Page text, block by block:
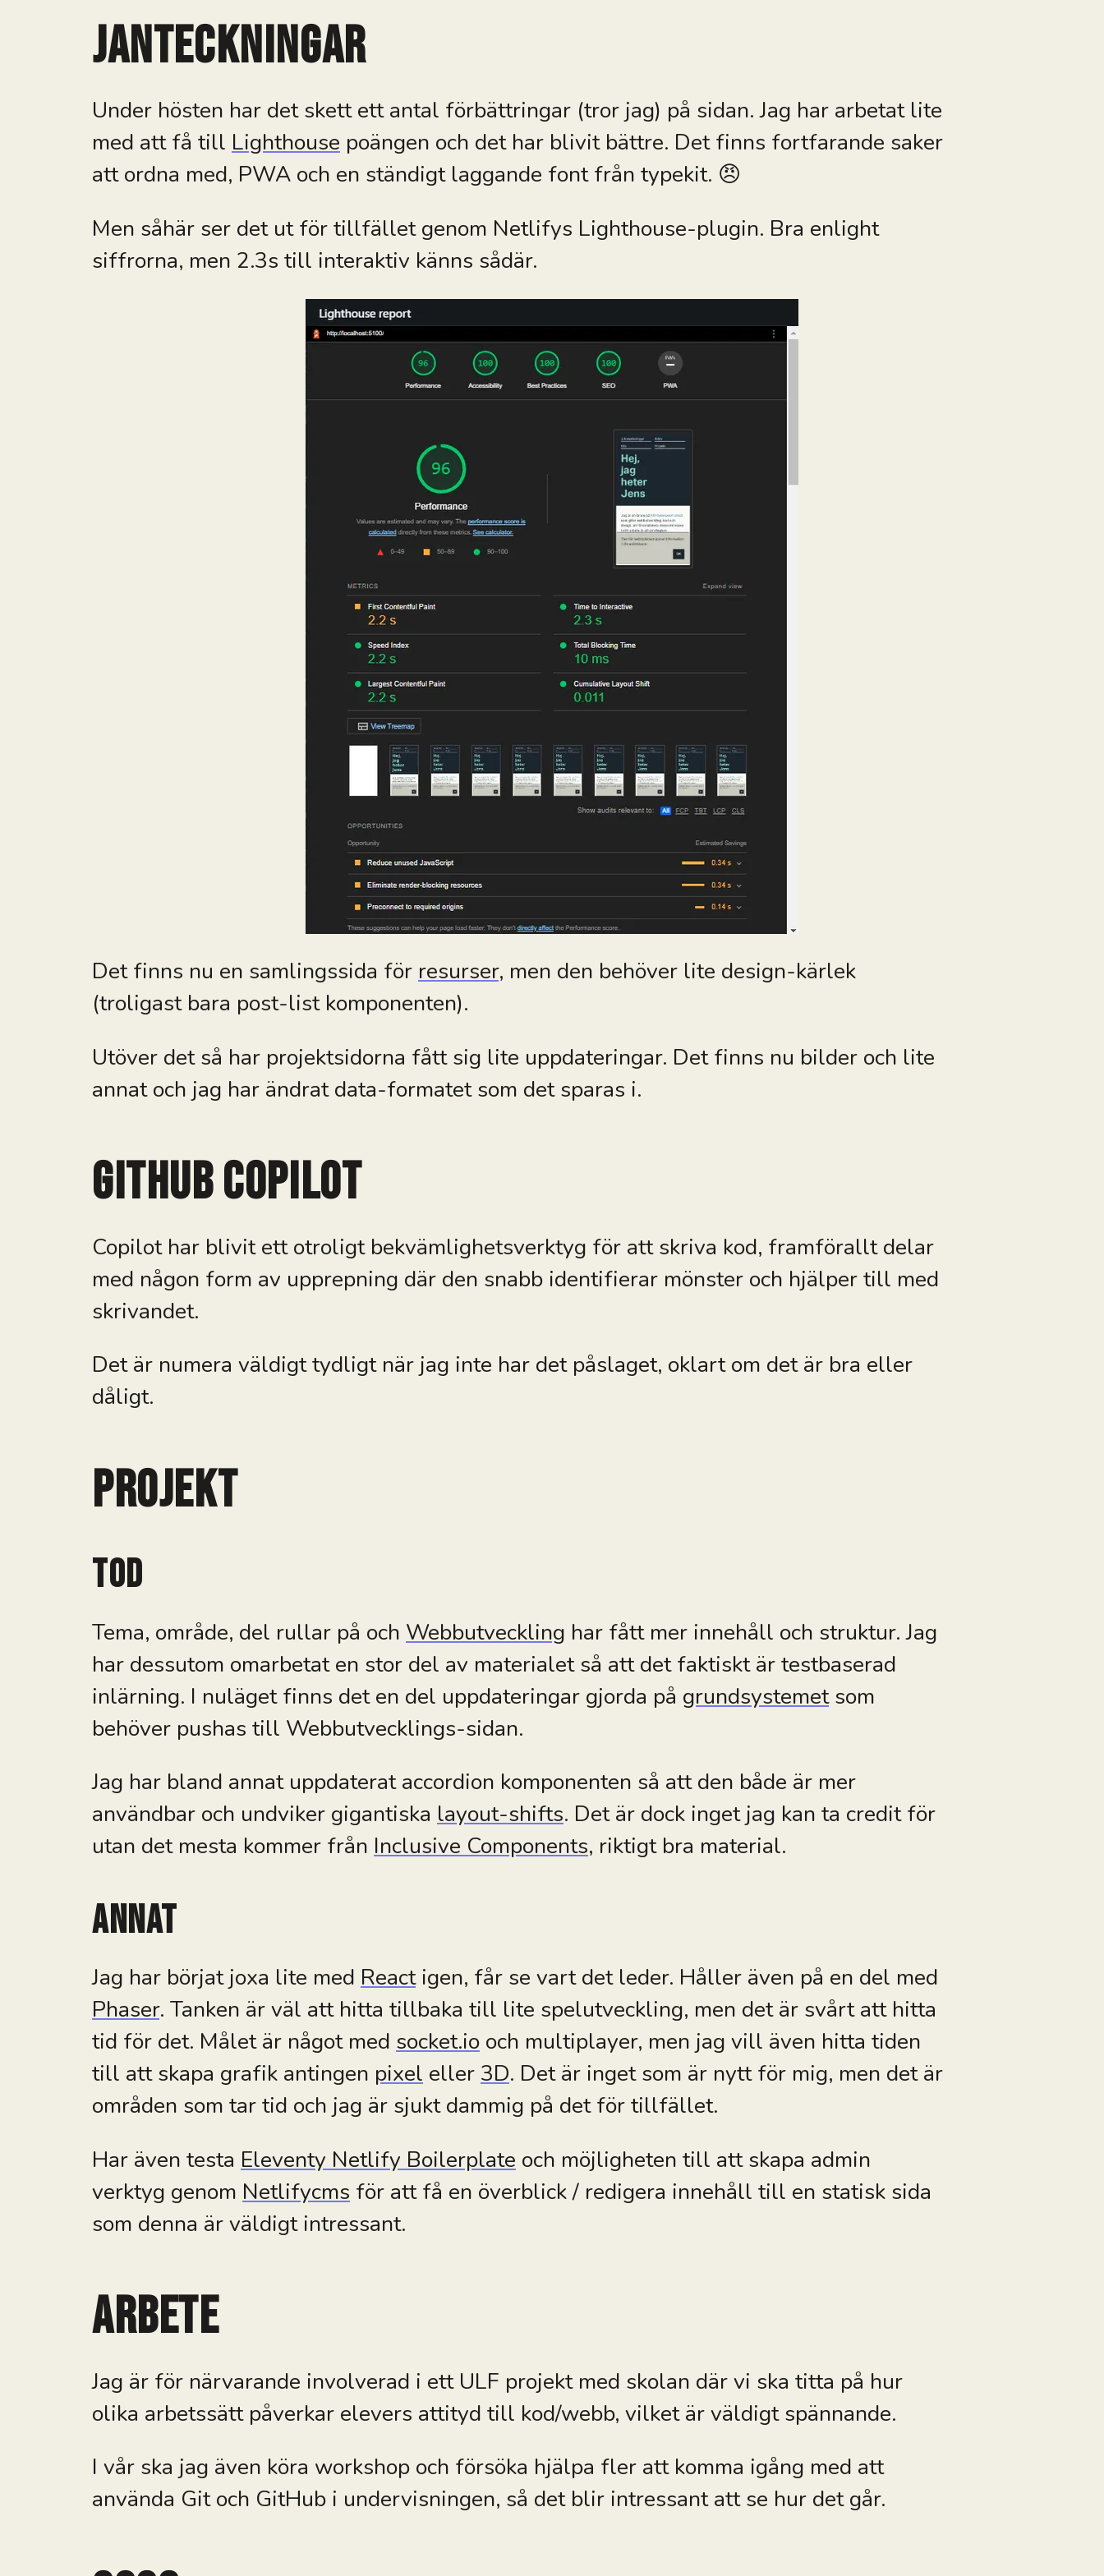
JAnteckningar
Under hösten har det skett ett antal förbättringar (tror jag) på sidan. Jag har arbetat lite
med att få till Lighthouse poängen och det har blivit bättre. Det finns fortfarande saker
att ordna med, PWA och en ständigt laggande font från typekit. 😠
Men såhär ser det ut för tillfället genom Netlifys Lighthouse-plugin. Bra enlight
siffrorna, men 2.3s till interaktiv känns sådär.
Det finns nu en samlingssida för resurser, men den behöver lite design-kärlek
(troligast bara post-list komponenten).
Utöver det så har projektsidorna fått sig lite uppdateringar. Det finns nu bilder och lite
annat och jag har ändrat data-formatet som det sparas i.
GitHub CoPilot
Copilot har blivit ett otroligt bekvämlighetsverktyg för att skriva kod, framförallt delar
med någon form av upprepning där den snabb identifierar mönster och hjälper till med
skrivandet.
Det är numera väldigt tydligt när jag inte har det påslaget, oklart om det är bra eller
dåligt.
Projekt
TOD
Tema, område, del rullar på och Webbutveckling har fått mer innehåll och struktur. Jag
har dessutom omarbetat en stor del av materialet så att det faktiskt är testbaserad
inlärning. I nuläget finns det en del uppdateringar gjorda på grundsystemetsom
behöver pushas till Webbutvecklings-sidan.
Jag har bland annat uppdaterat accordion komponenten så att den både är mer
användbar och undviker gigantiska layout-shifts. Det är dock inget jag kan ta credit för
utan det mesta kommer från Inclusive Components, riktigt bra material.
Annat
Jag har börjat joxa lite med Reactigen, får se vart det leder. Håller även på en del med
Phaser. Tanken är väl att hitta tillbaka till lite spelutveckling, men det är svårt att hitta
tid för det. Målet är något med socket.io och multiplayer, men jag vill även hitta tiden
till att skapa grafik antingen pixel eller 3D. Det är inget som är nytt för mig, men det är
områden som tar tid och jag är sjukt dammig på det för tillfället.
Har även testa Eleventy Netlify Boilerplate och möjligheten till att skapa admin
verktyg genom Netlifycms för att få en överblick / redigera innehåll till en statisk sida
som denna är väldigt intressant.
Arbete
Jag är för närvarande involverad i ett ULF projekt med skolan där vi ska titta på hur
olika arbetssätt påverkar elevers attityd till kod/webb, vilket är väldigt spännande.
I vår ska jag även köra workshop och försöka hjälpa fler att komma igång med att
använda Git och GitHub i undervisningen, så det blir intressant att se hur det går.